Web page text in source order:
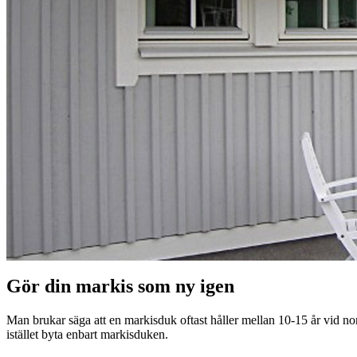
Gör din markis som ny igen
Man brukar säga att en markisduk oftast håller mellan 10-15 år vid
istället byta enbart markisduken.